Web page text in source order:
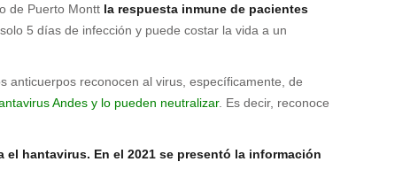
de Puerto Montt la respuesta inmune de pacientes
solo 5 días de infección y puede costar la vida a un
anticuerpos reconocen al virus, específicamente, de
Andes y lo pueden neutralizar. Es decir, reconoce
hantavirus. En el 2021 se presentó la información